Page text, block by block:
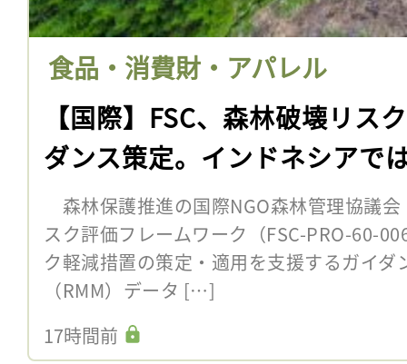
食品・消費財・アパレル
【国際】FSC、森林破壊リス
ダンス策定。インドネシアで
森林保護推進の国際NGO森林管理協議会
スク評価フレームワーク（FSC-PRO-60-
ク軽減措置の策定・適用を支援するガイダ
（RMM）データ […]
17時間前